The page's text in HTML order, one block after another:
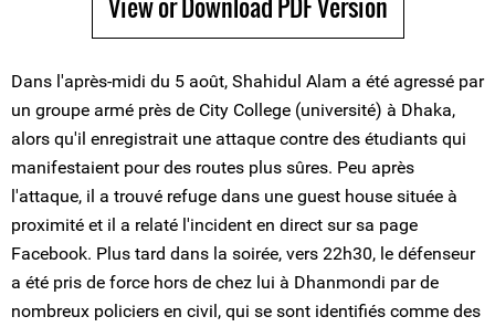
Dans l'après-midi du 5 août, Shahidul Alam a été agressé par
un groupe armé près de City College (université) à Dhaka,
alors qu'il enregistrait une attaque contre des étudiants qui
manifestaient pour des routes plus sûres. Peu après
l'attaque, il a trouvé refuge dans une guest house située à
proximité et il a relaté l'incident en direct sur sa page
Facebook. Plus tard dans la soirée, vers 22h30, le défenseur
a été pris de force hors de chez lui à Dhanmondi par de
nombreux policiers en civil, qui se sont identifiés comme des